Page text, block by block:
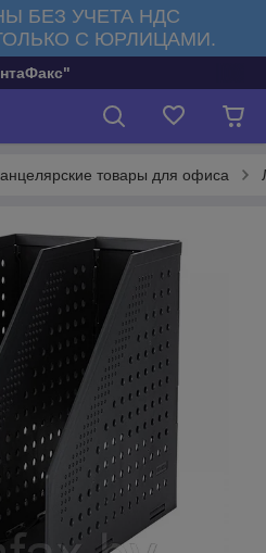
БЕЗ УЧЕТА НДС
С ЮРЛИЦАМИ.
товары для офиса